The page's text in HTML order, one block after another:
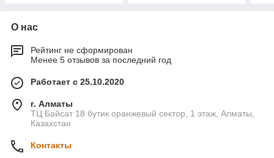
О нас
Рейтинг не сформирован
Менее 5 отзывов за последний год
Работает с 25.10.2020
г. Алматы
ТЦ Байсат 18 бутик оранжевый сектор, 1 этаж, Алматы,
Казахстан
Контакты